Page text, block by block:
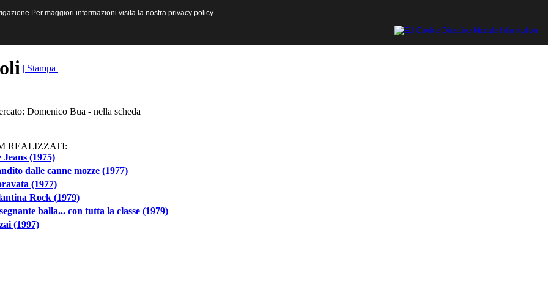
e Multimediali
| Stampa |
Domenico Bua - nella scheda
REALIZZATI:
Jeans (1975)
dalle canne mozze (1977)
(1977)
Rock (1979)
balla... con tutta la classe (1979)
(1997)
Per maggiori informazioni visita la nostra privacy policy.
Per maggiori informazioni visita la nostra privacy policy.